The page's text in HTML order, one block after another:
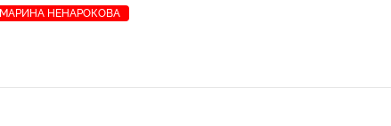
МАРИНА НЕНАРОКОВА